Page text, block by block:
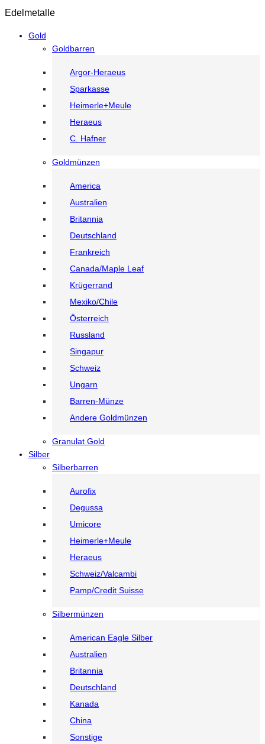
Edelmetalle
Gold
Goldbarren
Argor-Heraeus
Sparkasse
Heimerle+Meule
Heraeus
C. Hafner
Goldmünzen
America
Australien
Britannia
Deutschland
Frankreich
Canada/Maple Leaf
Krügerrand
Mexiko/Chile
Österreich
Russland
Singapur
Schweiz
Ungarn
Barren-Münze
Andere Goldmünzen
Granulat Gold
Silber
Silberbarren
Aurofix
Degussa
Umicore
Heimerle+Meule
Heraeus
Schweiz/Valcambi
Pamp/Credit Suisse
Silbermünzen
American Eagle Silber
Australien
Britannia
Deutschland
Kanada
China
Sonstige